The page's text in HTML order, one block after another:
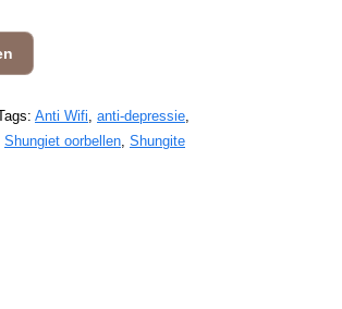
Anti Wifi anti-depressie
Shungiet oorbellen Shungite